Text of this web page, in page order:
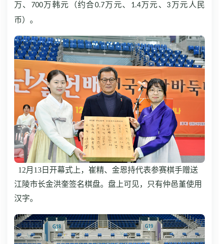
万、 700万韩元（约合0.7万元、 1.4万元、 3 万元人民
币）。
12月13日开幕式上，崔精、金恩持代表参赛棋手赠送
江陵市长金洪奎签名棋盘。盘上可见，只有仲邑堇使用
汉字。